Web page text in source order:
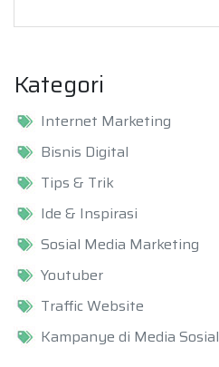
Kategori
Internet Marketing
Bisnis Digital
Tips & Trik
Ide & Inspirasi
Sosial Media Marketing
Youtuber
Traffic Website
Kampanye di Media Sosial